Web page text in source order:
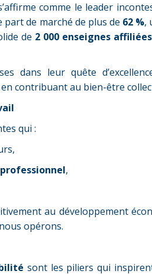
comme le leader
de marché de plus de 62 %,
de 2 000 enseignes affiliées
dans leur quête
contribuant au bien-être
qui :
,
au développement
opérons.
sont les piliers qui